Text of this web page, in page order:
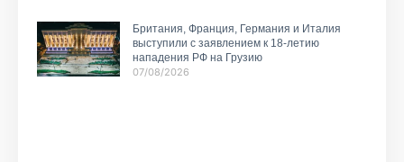
Британия, Франция, Германия и Италия
выступили с заявлением к 18-летию
нападения РФ на Грузию
07/08/2026